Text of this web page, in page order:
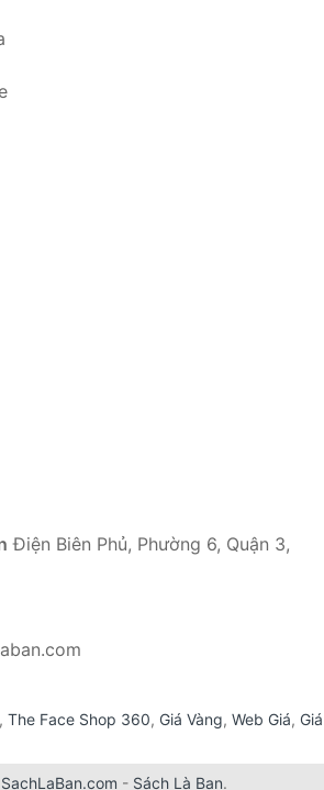
Điện Biên Phủ, Phường 6, Quận 3,
, The Face Shop 360, Giá Vàng, Web Giá, Giá
SachLaBan.com - Sách Là Bạn.